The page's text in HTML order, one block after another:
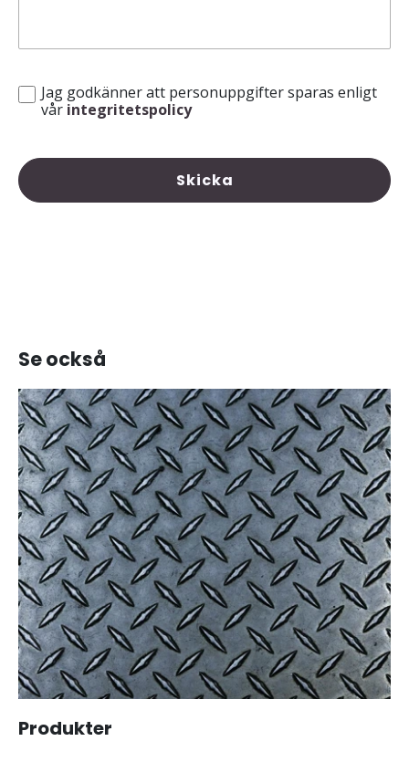
Jag godkänner att personuppgifter sparas enligt
vår integritetspolicy
Skicka
Se också
Produkter